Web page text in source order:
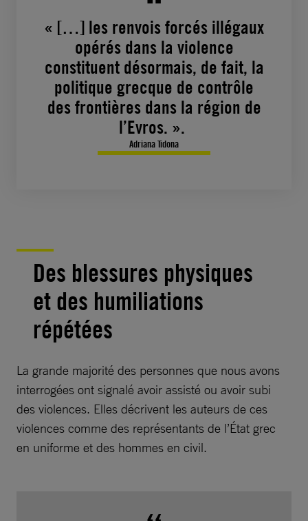
« […] les renvois forcés illégaux
opérés dans la violence
constituent désormais, de fait, la
politique grecque de contrôle
des frontières dans la région de
l’Evros. ».
Adriana Tidona
Des blessures physiques
et des humiliations
répétées
La grande majorité des personnes que nous avons
interrogées ont signalé avoir assisté ou avoir subi
des violences. Elles décrivent les auteurs de ces
violences comme des représentants de l’État grec
en uniforme et des hommes en civil.